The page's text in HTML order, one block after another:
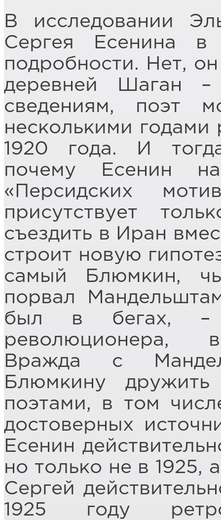
В исследовании
Сергея Есенина в
подробности. Нет,
деревней Шаган
сведениям, поэт
несколькими годами
1920 года. И
почему Есенин
«Персидских
присутствует
съездить в Иран
строит новую
самый Блюмкин,
порвал
был в бегах, –
революционера,
Вражда с
Блюмкину
поэтами, в том
достоверных
Есенин
но только не в 1925,
Сергей
1925 году